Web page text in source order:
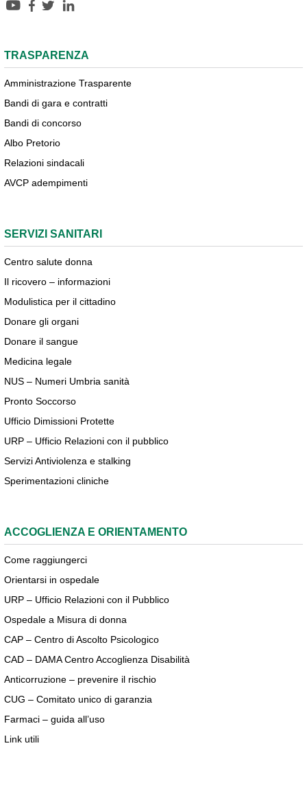
TRASPARENZA
Amministrazione Trasparente
Bandi di gara e contratti
Bandi di concorso
Albo Pretorio
Relazioni sindacali
AVCP adempimenti
SERVIZI SANITARI
Centro salute donna
Il ricovero – informazioni
Modulistica per il cittadino
Donare gli organi
Donare il sangue
Medicina legale
NUS – Numeri Umbria sanità
Pronto Soccorso
Ufficio Dimissioni Protette
URP – Ufficio Relazioni con il pubblico
Servizi Antiviolenza e stalking
Sperimentazioni cliniche
ACCOGLIENZA E ORIENTAMENTO
Come raggiungerci
Orientarsi in ospedale
URP – Ufficio Relazioni con il Pubblico
Ospedale a Misura di donna
CAP – Centro di Ascolto Psicologico
CAD – DAMA Centro Accoglienza Disabilità
Anticorruzione – prevenire il rischio
CUG – Comitato unico di garanzia
Farmaci – guida all’uso
Link utili